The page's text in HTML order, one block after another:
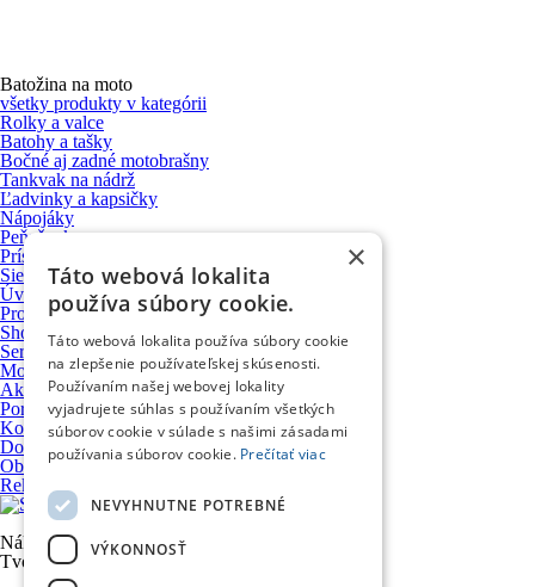
Batožina na moto
všetky produkty v kategórii
Rolky a valce
Batohy a tašky
Bočné aj zadné motobrašny
Tankvak na nádrž
Ľadvinky a kapsičky
Nápojáky
Peňaženky
Príslušenstvo a upevňovacie systémy
Sieťky, úpinky a prísavky
Úvod
Produkty
Showroom
Servis motocyklov
Motocykle VOGE
Ako nakupovať
Poradňa
Kontakt
Doprava a platba
Obchodné podmienky
Reklamačný poriadok
Nákupný košík
Tvoj nákupný košík je prázdny. Nie je to škoda?
×
Táto webová lokalita
používa súbory cookie.
Táto webová lokalita používa súbory cookie
na zlepšenie používateľskej skúsenosti.
Používaním našej webovej lokality
vyjadrujete súhlas s používaním všetkých
súborov cookie v súlade s našimi zásadami
používania súborov cookie. Prečítať viac
NEVYHNUTNE POTREBNÉ
VÝKONNOSŤ